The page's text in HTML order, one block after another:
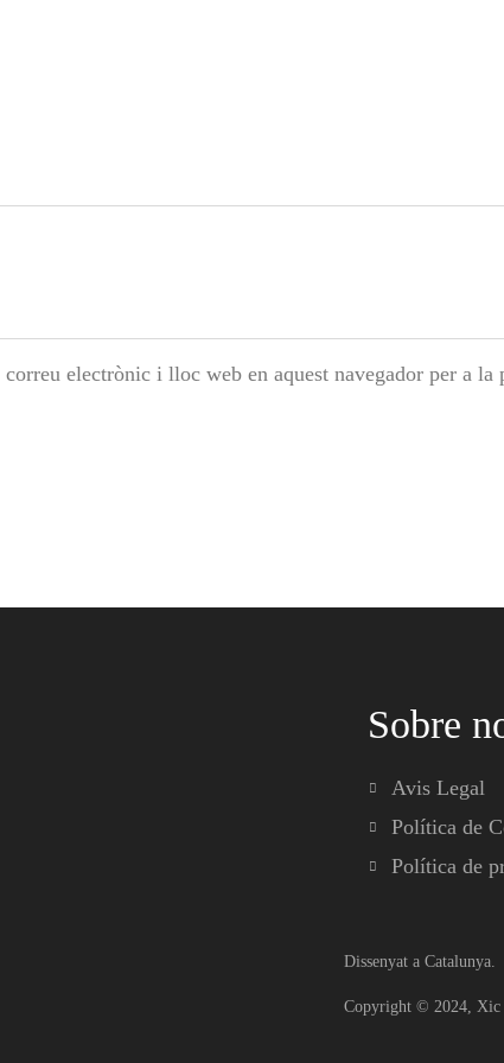
electrònic i lloc web en aquest navegador per a la
Sobre
Avis Legal
Política de
Política de
Dissenyat a Catalunya.
Copyright © 2024,Xic